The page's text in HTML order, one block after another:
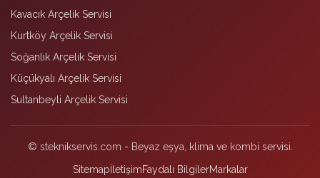
Kavacık Arçelik Servisi
Kurtköy Arçelik Servisi
Soğanlık Arçelik Servisi
Küçükyalı Arçelik Servisi
Sultanbeyli Arçelik Servisi
© steknikservis.com - Beyaz eşya, klima ve kombi servisi.
SitemapİletişimFaydalı BilgilerMarkalar